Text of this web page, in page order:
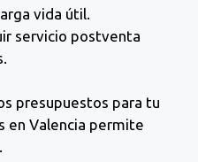
vida útil.
servicio postventa
presupuestos para tu
en Valencia permite